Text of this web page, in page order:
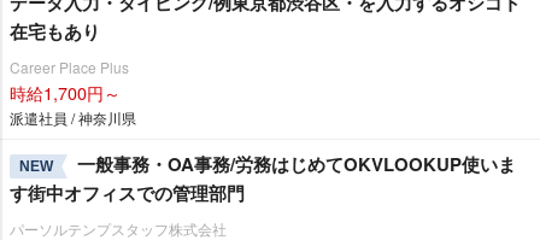
在宅もあり
Career Place Plus
時給1,700円～
派遣社員 / 神奈川県
NEW
一般事務・OA事務/労務はじめてOKVLOOKUP使いま
す街中オフィスでの管理部門
パーソルテンプスタッフ株式会社